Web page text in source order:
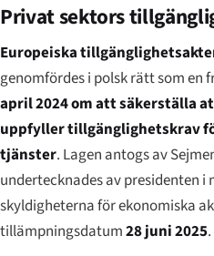
Privat sektors
Europeiska
genomfördes i polsk rätt som en
april 2024 om att säkerställa
uppfyller tillgänglighetskrav
tjänster. Lagen antogs av
undertecknades av presidenten i
skyldigheterna för ekonomiska
tillämpningsdatum28 juni 2025.